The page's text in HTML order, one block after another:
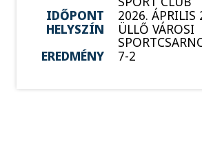
IDŐPONT
2026. ÁPRILIS
HELYSZÍN
ÜLLŐ VÁROSI
EREDMÉNY
7-2